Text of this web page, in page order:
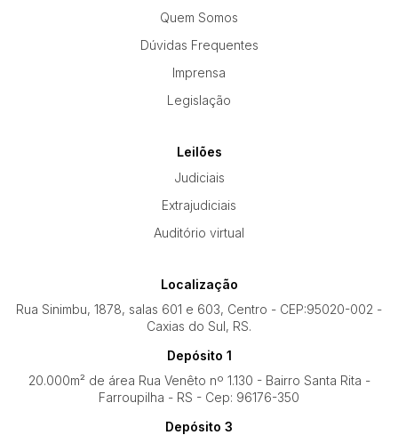
Quem Somos
Dúvidas Frequentes
Imprensa
Legislação
Leilões
Judiciais
Extrajudiciais
Auditório virtual
Localização
Rua Sinimbu, 1878, salas 601 e 603, Centro - CEP:95020-002 -
Caxias do Sul, RS.
Depósito 1
20.000m² de área Rua Venêto nº 1.130 - Bairro Santa Rita -
Farroupilha - RS - Cep: 96176-350
Depósito 3